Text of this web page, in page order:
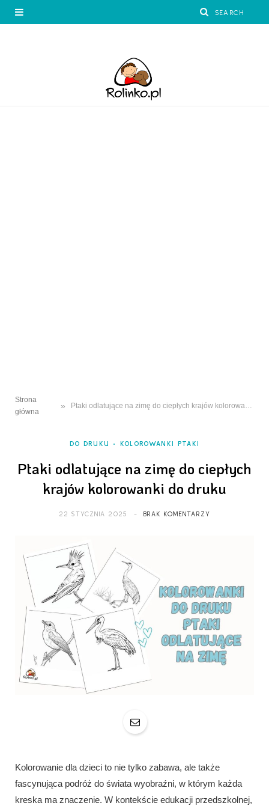
Strona
główna
» Ptaki odlatujące na zimę do ciepłych krajów kolorowanki do druku
DO DRUKU KOLOROWANKI PTAKI
Ptaki odlatujące na zimę do ciepłych
krajów kolorowanki do druku
22 STYCZNIA 2025 BRAK KOMENTARZY
Kolorowanie dla dzieci to nie tylko zabawa, ale także
fascynująca podróż do świata wyobraźni, w którym każda
kreska ma znaczenie. W kontekście edukacji przedszkolnej,